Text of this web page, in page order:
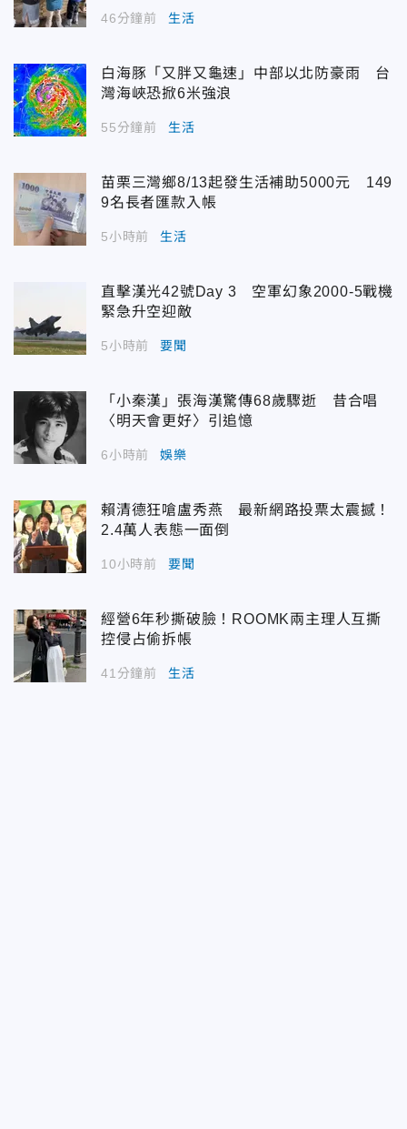
46分鐘前 生活
白海豚「又胖又龜速」中部以北防豪雨 台
灣海峽恐掀6米強浪
55分鐘前 生活
苗栗三灣鄉8/13起發生活補助5000元 149
9名長者匯款入帳
5小時前 生活
直擊漢光42號Day 3 空軍幻象2000-5戰機
緊急升空迎敵
5小時前 要聞
「小秦漢」張海漢驚傳68歲驟逝 昔合唱
〈明天會更好〉引追憶
6小時前 娛樂
賴清德狂嗆盧秀燕 最新網路投票太震撼！
2.4萬人表態一面倒
10小時前 要聞
經營6年秒撕破臉！ROOMK兩主理人互撕
控侵占偷拆帳
41分鐘前 生活